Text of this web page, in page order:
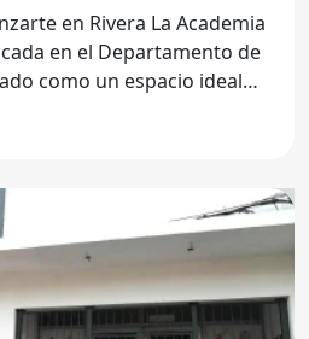
Rivera La Academia
en el Departamento de
como un espacio ideal